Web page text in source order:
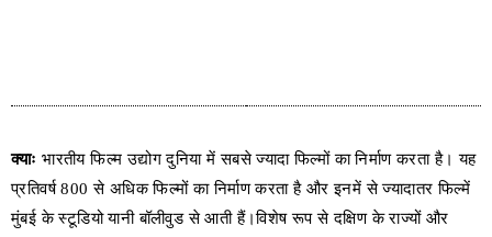
क्याः भारतीय फिल्म उद्योग दुनिया में सबसे ज्यादा फिल्मों का निर्माण करता है। यह
प्रतिवर्ष 800 से अधिक फिल्मों का निर्माण करता है और इनमें से ज्यादातर फिल्में
मुंबई के स्टूडियो यानी बॉलीवुड से आती हैं।विशेष रूप से दक्षिण के राज्यों और